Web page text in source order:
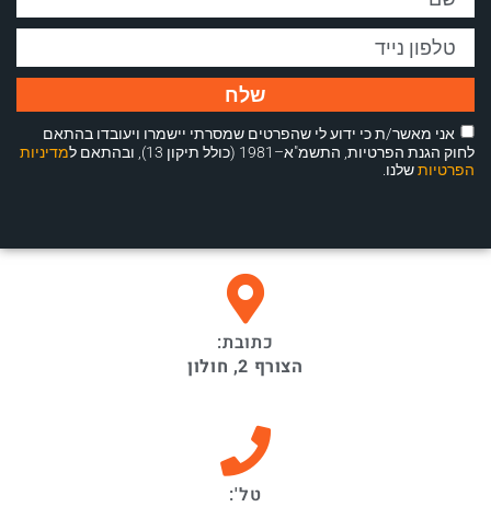
אני מאשר/ת כי ידוע לי שהפרטים שמסרתי יישמרו ויעובדו בהתאם
לחוק הגנת הפרטיות, התשמ"א–1981 (כולל תיקון 13), ובהתאם ל
מדיניות
הפרטיותשלנו.
שלח
כתובת:
הצורף 2, חולון
טל':